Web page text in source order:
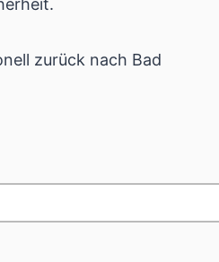
zurück nach Bad